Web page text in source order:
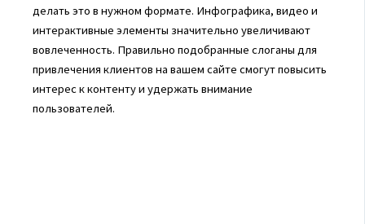
делать это в нужном формате. Инфографика, видео и
интерактивные элементы значительно увеличивают
вовлеченность. Правильно подобранные слоганы для
привлечения клиентов на вашем сайте смогут повысить
интерес к контенту и удержать внимание
пользователей.